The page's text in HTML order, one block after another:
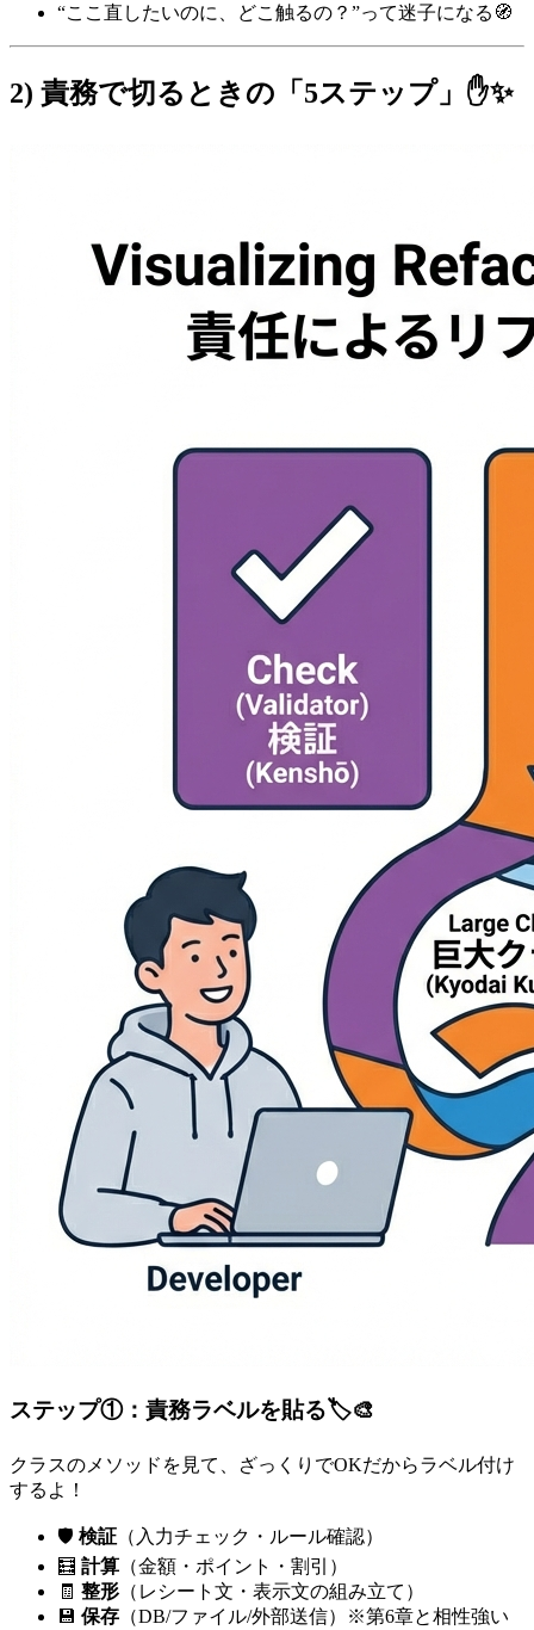
“ここ直したいのに、どこ触るの？”って迷子になる🧭
2) 責務で切るときの「5ステップ」✋✨
ステップ①：責務ラベルを貼る🏷️🎨
クラスのメソッドを見て、ざっくりでOKだからラベル付け
するよ！
🛡️ 検証 （入力チェック・ルール確認）
🧮 計算 （金額・ポイント・割引）
🧾 整形 （レシート文・表示文の組み立て）
💾 保存 （DB/ファイル/外部送信）※第6章と相性強い